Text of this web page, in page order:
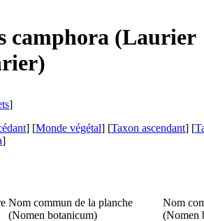
camphora (Laurier
]
] [Monde végétal] [Taxon ascendant] [
]
Nom commun de la planche
(Nomen botanicum)
Nom
(Nomen